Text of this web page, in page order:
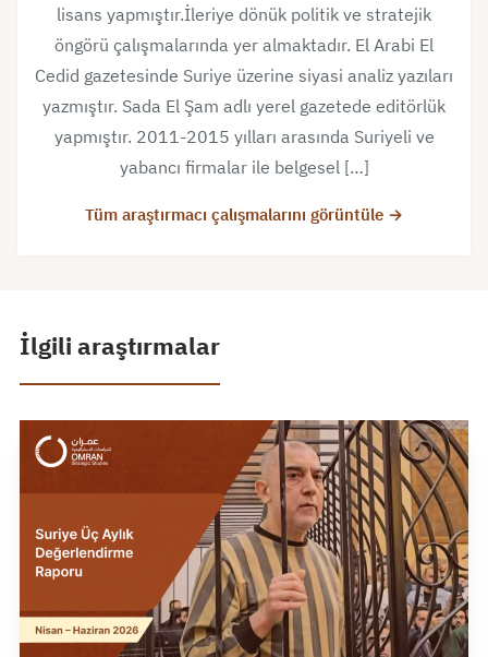
lisans yapmıştır.İleriye dönük politik ve stratejik
öngörü çalışmalarında yer almaktadır. El Arabi El
Cedid gazetesinde Suriye üzerine siyasi analiz yazıları
yazmıştır. Sada El Şam adlı yerel gazetede editörlük
yapmıştır. 2011-2015 yılları arasında Suriyeli ve
yabancı firmalar ile belgesel […]
Tüm araştırmacı çalışmalarını görüntüle →
İlgili araştırmalar